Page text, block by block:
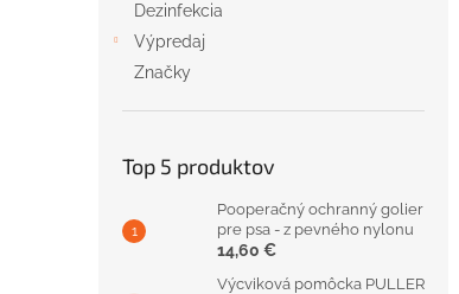
Dezinfekcia
Výpredaj
Značky
Top 5 produktov
Pooperačný ochranný golier
pre psa - z pevného nylonu
14,60 €
Výcviková pomôcka PULLER